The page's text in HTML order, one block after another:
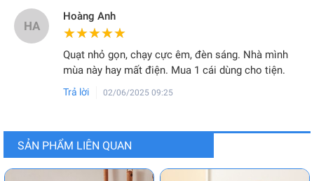
HA
Hoàng Anh
★★★★★
★★★★★
Quạt nhỏ gọn, chạy cực êm, đèn sáng. Nhà mình
mùa này hay mất điện. Mua 1 cái dùng cho tiện.
Trả lời 02/06/2025 09:25
SẢN PHẨM LIÊN QUAN